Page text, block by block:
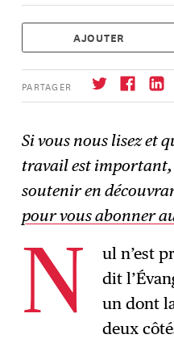
AJOUTER
PARTAGER
→ S'abonner
Si vous nous lisez et
travail est important,
soutenir en
pour vous abonner
N
ul n’est
dit
un dont
deux